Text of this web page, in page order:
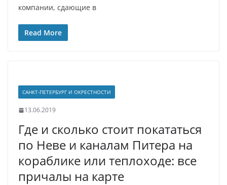
компании, сдающие в
Read More
САНКТ-ПЕТЕРБУРГ И ОКРЕСТНОСТИ
13.06.2019
Где и сколько стоит покататься
по Неве и каналам Питера на
кораблике или теплоходе: все
причалы на карте